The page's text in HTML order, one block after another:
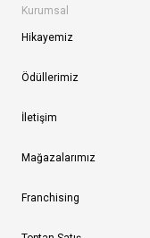
Kurumsal
Hikayemiz
Ödüllerimiz
İletişim
Mağazalarımız
Franchising